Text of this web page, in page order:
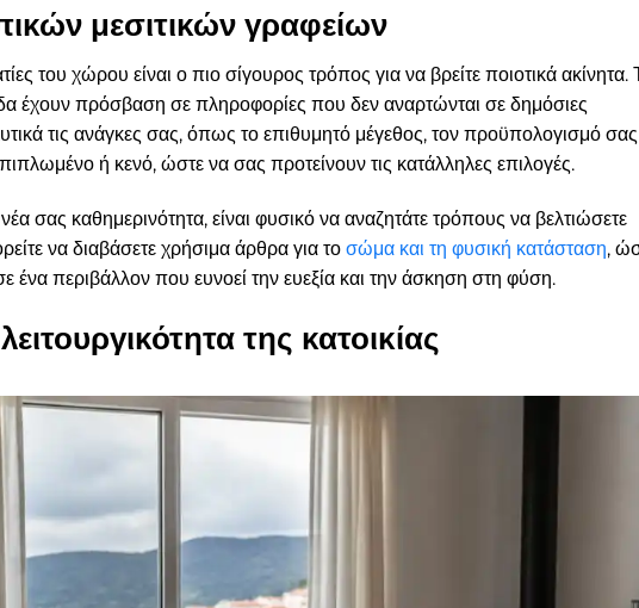
μεσιτικών γραφείων
του χώρου είναι ο πιο σίγουρος τρόπος για να βρείτε ποιοτικά ακίνητα.
έχουν πρόσβαση σε πληροφορίες που δεν αναρτώνται σε δημόσιες
τις ανάγκες σας, όπως το επιθυμητό μέγεθος, τον προϋπολογισμό σας
ή κενό, ώστε να σας προτείνουν τις κατάλληλες επιλογές.
σας καθημερινότητα, είναι φυσικό να αναζητάτε τρόπους να βελτιώσετε
να διαβάσετε χρήσιμα άρθρα για το σώμα και τη φυσική κατάσταση,
ένα περιβάλλον που ευνοεί την ευεξία και την άσκηση στη φύση.
της κατοικίας